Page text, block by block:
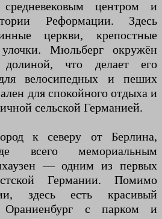
центром и
Реформации. Здесь
церкви, крепостные
Мюльберг окружён
долиной, что делает его
велосипедных и пеших
для спокойного отдыха и
сельской Германией.
к северу от Берлина,
всего мемориальным
— одним из первых
Германии. Помимо
здесь есть красивый
Ораниенбург с парком и